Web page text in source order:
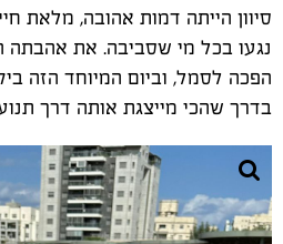
סיוון הייתה דמות אהובה, מלאת
נגעו בכל מי שסביבה. את אהבתה
הפכה לסמל, וביום המיוחד הזה
בדרך שהכי מייצגת אותה דרך